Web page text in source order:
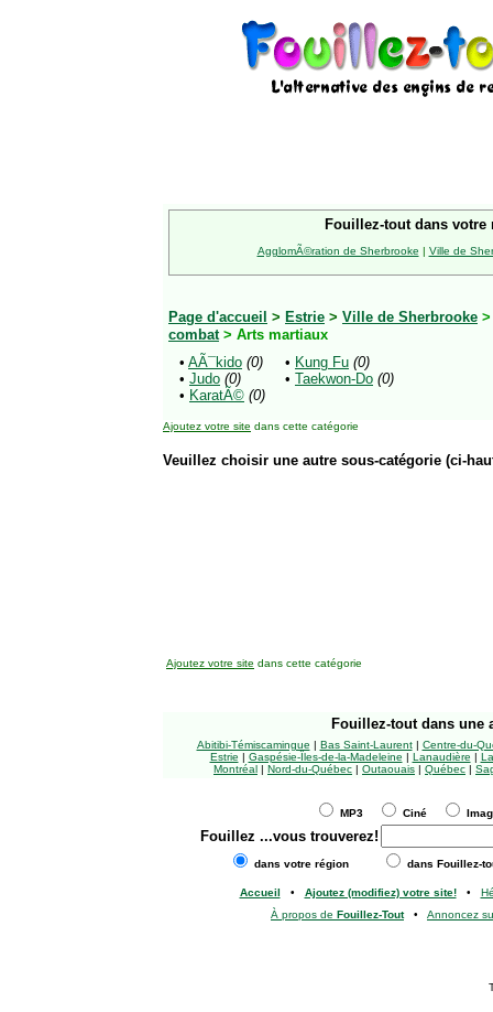
Fouillez-tout dans votre
AgglomÃ©ration de Sherbrooke | Ville de
Page d'accueil > Estrie > Ville de Sherbrooke
combat> Arts martiaux
• AÃ¯kido (0)
• Judo (0)
• KaratÃ© (0)
• Kung Fu (0)
• Taekwon-Do (0)
Ajoutez votre site dans cette catégorie
Veuillez choisir une autre sous-catégorie (ci-
Ajoutez votre site dans cette catégorie
Fouillez-tout dans une
Abitibi-Témiscamingue | Bas Saint-Laurent| Centre-du-
Estrie | Gaspésie-Îles-de-la-Madeleine | Lanaudière |
Montréal | Nord-du-Québec | Outaouais | Québec |
MP3 Ciné
Fouillez ...vous trouverez!
dans votre région dans Fouillez-
Accueil • Ajoutez (modifiez) votre site!•
À propos de Fouillez-Tout• Annoncez